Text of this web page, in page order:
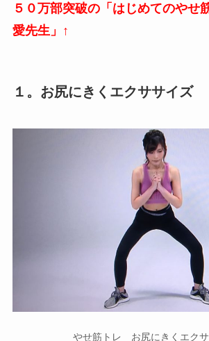
５０万部突破の「はじめてのや
愛先生」↑
１。お尻にきくエクササイズ
やせ筋トレ お尻にきくエク